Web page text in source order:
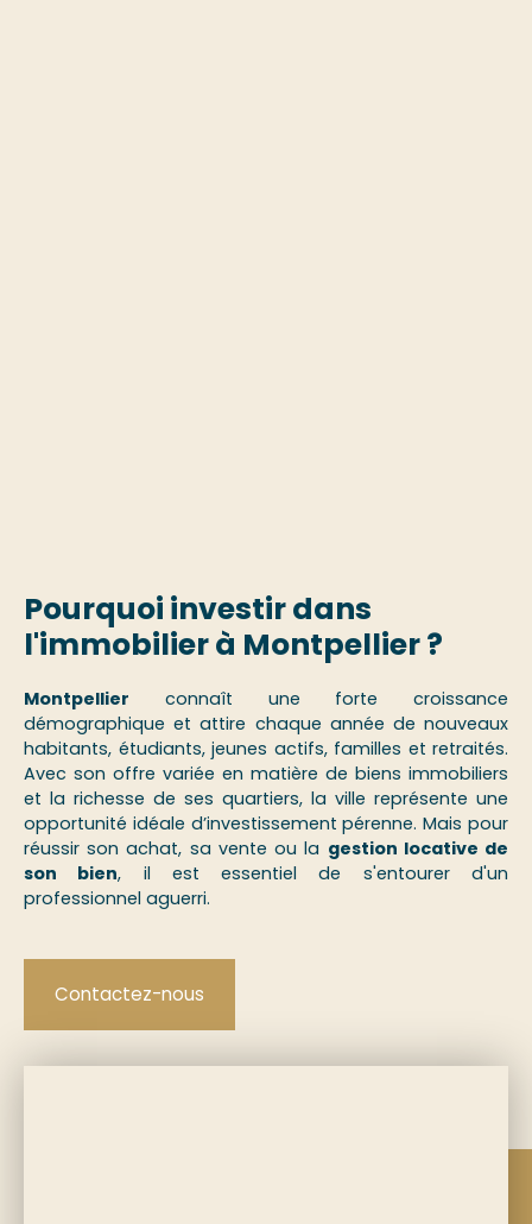
Pourquoi investir dans
l'immobilier à Montpellier ?
Montpellier connaît une forte croissance
démographique et attire chaque année de nouveaux
habitants, étudiants, jeunes actifs, familles et retraités.
Avec son offre variée en matière de biens immobiliers
et la richesse de ses quartiers, la ville représente une
opportunité idéale d’investissement pérenne. Mais pour
réussir son achat, sa vente ou la gestion locative de
son bien, il est essentiel de s'entourer d'un
professionnel aguerri.
Contactez-nous